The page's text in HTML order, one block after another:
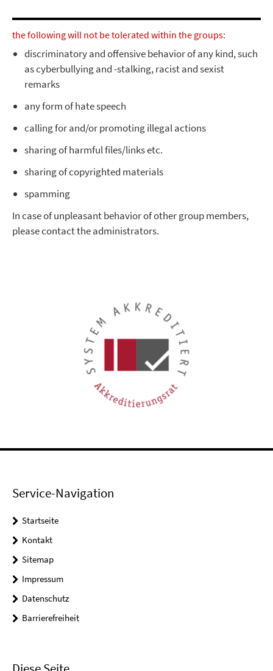
the following will not be tolerated within the groups:
discriminatory and offensive behavior of any kind, such
as cyberbullying and -stalking, racist and sexist
remarks
any form of hate speech
calling for and/or promoting illegal actions
sharing of harmful files/links etc.
sharing of copyrighted materials
spamming
In case of unpleasant behavior of other group members,
please contact the administrators.
Service-Navigation
Startseite
Kontakt
Sitemap
Impressum
Datenschutz
Barrierefreiheit